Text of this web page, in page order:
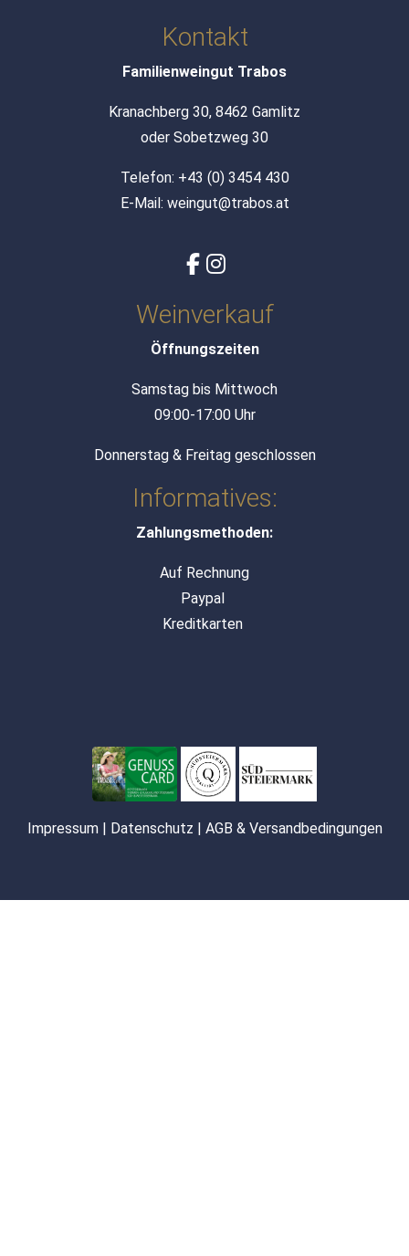
Kontakt
Familienweingut Trabos
Kranachberg 30, 8462 Gamlitz
oder Sobetzweg 30
Telefon: +43 (0) 3454 430
E-Mail: weingut@trabos.at
Weinverkauf
Öffnungszeiten
Samstag bis Mittwoch
09:00-17:00 Uhr
Donnerstag & Freitag geschlossen
Informatives:
Zahlungsmethoden:
Auf Rechnung
Paypal
Kreditkarten
Impressum| Datenschutz | AGB & Versandbedingungen